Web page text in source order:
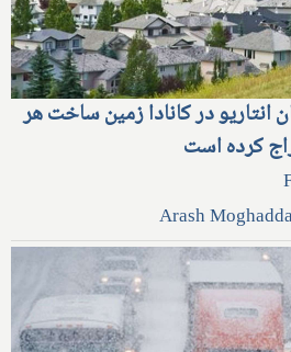
انتاریو در کانادا زمین ساخت هر
Arash